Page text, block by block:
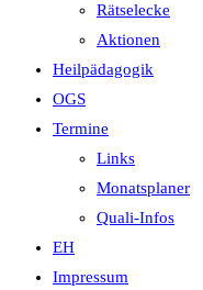
Rätselecke
Aktionen
Heilpädagogik
OGS
Termine
Links
Monatsplaner
Quali-Infos
EH
Impressum